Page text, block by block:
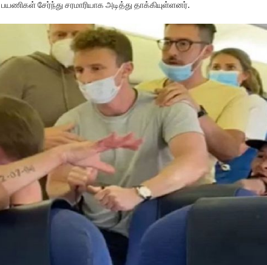
சேர்ந்து சரமாரியாக அடித்து தாக்கியுள்ளனர்.